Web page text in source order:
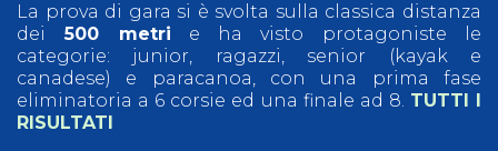
La prova di gara si è svolta sulla classica distanza
dei
500 metri e ha visto protagoniste le
categorie: junior, ragazzi, senior (kayak e
canadese) e paracanoa, con una prima fase
eliminatoria a 6 corsie ed una finale ad 8. TUTTI I
RISULTATI